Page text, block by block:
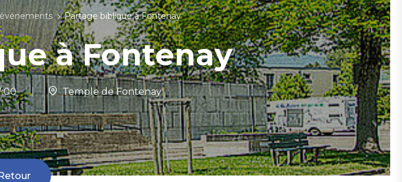
Partage biblique à Fontenay
à Fontenay
| Temple de Fontenay